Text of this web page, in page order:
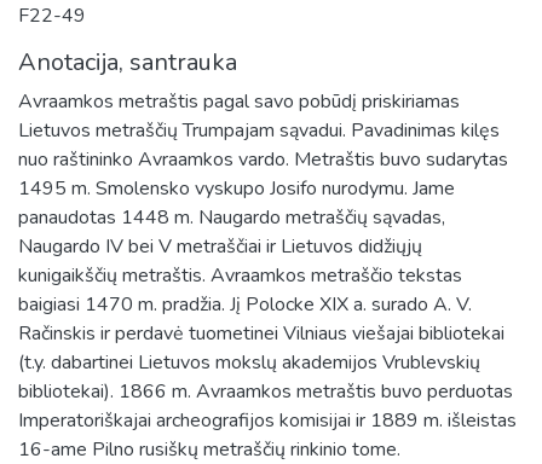
F22-49
Anotacija, santrauka
Avraamkos metraštis pagal savo pobūdį priskiriamas
Lietuvos metraščių Trumpajam sąvadui. Pavadinimas kilęs
nuo raštininko Avraamkos vardo. Metraštis buvo sudarytas
1495 m. Smolensko vyskupo Josifo nurodymu. Jame
panaudotas 1448 m. Naugardo metraščių sąvadas,
Naugardo IV bei V metraščiai ir Lietuvos didžiųjų
kunigaikščių metraštis. Avraamkos metraščio tekstas
baigiasi 1470 m. pradžia. Jį Polocke XIX a. surado A. V.
Račinskis ir perdavė tuometinei Vilniaus viešajai bibliotekai
(t.y. dabartinei Lietuvos mokslų akademijos Vrublevskių
bibliotekai). 1866 m. Avraamkos metraštis buvo perduotas
Imperatoriškajai archeografijos komisijai ir 1889 m. išleistas
16-ame Pilno rusiškų metraščių rinkinio tome.